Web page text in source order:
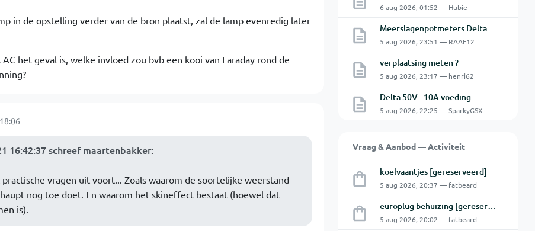
6 aug 2026, 01:52 — Hubie
Meerslagenpotmeters Delta SM45-70D
5 aug 2026, 23:51 — RAAF12
verplaatsing meten ?
5 aug 2026, 23:17 — henri62
Delta 50V - 10A voeding
5 aug 2026, 22:25 — SparkyGSX
Vraag & Aanbod — Activiteit
koelvaantjes [gereserveerd]
5 aug 2026, 20:37 — fatbeard
europlug behuizing [gereserveerd]
5 aug 2026, 20:02 — fatbeard
in de opstelling verder van de bron plaatst, zal de lamp evenredig later
het geval is, welke invloed zou bvb een kooi van Faraday rond de
16:42:37 schreef maartenbakker:
vragen uit voort... Zoals waarom de soortelijke weerstand
nog toe doet. En waarom het skineffect bestaat (hoewel dat
is).